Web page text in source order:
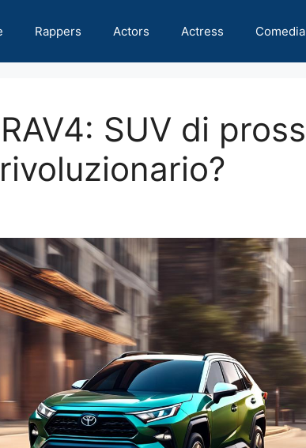
Rappers Actors Actress
SUV di